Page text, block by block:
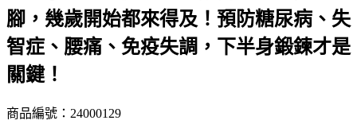
腳，幾歲開始都來得及！預防糖尿病、失
智症、腰痛、免疫失調，下半身鍛鍊才是
關鍵！
商品編號：24000129